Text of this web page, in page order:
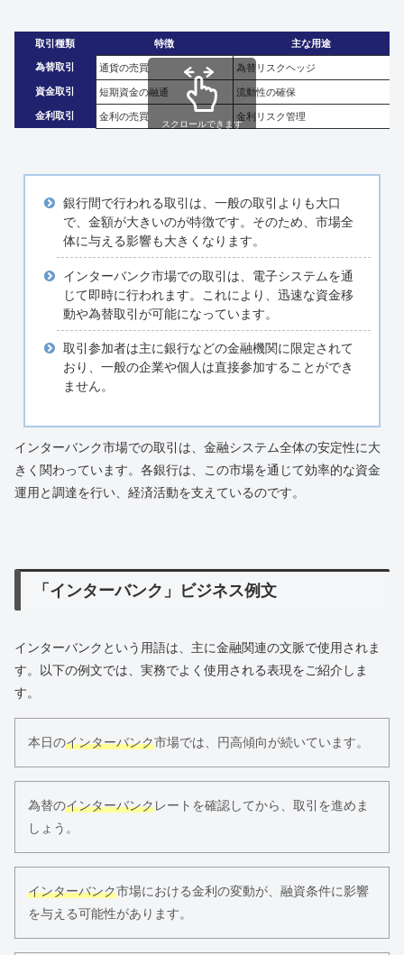
取引種類 特徴 主な用途
為替取引 通貨の売買 為替リスクヘッジ
資金取引 短期資金の融通 流動性の確保
金利取引 金利の売買 金利リスク管理
スクロールできます
銀行間で行われる取引は、一般の取引よりも大口
で、金額が大きいのが特徴です。そのため、市場全
体に与える影響も大きくなります。
インターバンク市場での取引は、電子システムを通
じて即時に行われます。これにより、迅速な資金移
動や為替取引が可能になっています。
取引参加者は主に銀行などの金融機関に限定されて
おり、一般の企業や個人は直接参加することができ
ません。
インターバンク市場での取引は、金融システム全体の安定性に大
きく関わっています。各銀行は、この市場を通じて効率的な資金
運用と調達を行い、経済活動を支えているのです。
「インターバンク」ビジネス例文
インターバンクという用語は、主に金融関連の文脈で使用されま
す。以下の例文では、実務でよく使用される表現をご紹介しま
す。
本日のインターバンク市場では、円高傾向が続いています。
為替のインターバンクレートを確認してから、取引を進めま
しょう。
インターバンク市場における金利の変動が、融資条件に影響
を与える可能性があります。